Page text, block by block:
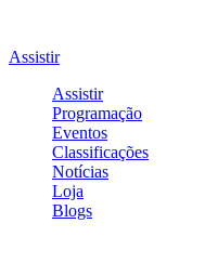
Assistir
Assistir
Programação
Eventos
Classificações
Notícias
Loja
Blogs